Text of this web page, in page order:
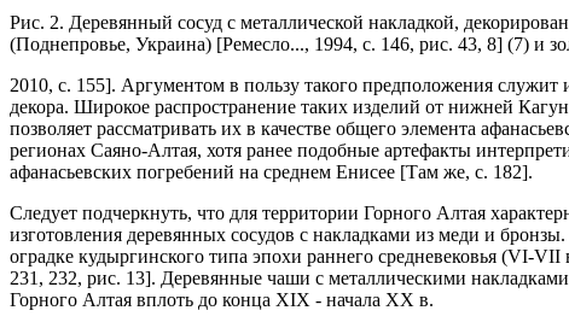
Рис. 2. Деревянный сосуд с металлической накладкой,
(Поднепровье, Украина) [Ремесло..., 1994, с. 146, рис. 43, 8] (7) и
2010, с. 155]. Аргументом в пользу такого предположения
декора. Широкое распространение таких изделий от нижней
позволяет рассматривать их в качестве общего элемента
регионах Саяно-Алтая, хотя ранее подобные артефакты
афанасьевских погребений на среднем Енисее [Там же, с. 182].
Следует подчеркнуть, что для территории Горного Алтая
изготовления деревянных сосудов с накладками из меди и
оградке кудыргинского типа эпохи раннего средневековья (VI-
231, 232, рис. 13]. Деревянные чаши с металлическими
Горного Алтая вплоть до конца XIX - начала XX в.